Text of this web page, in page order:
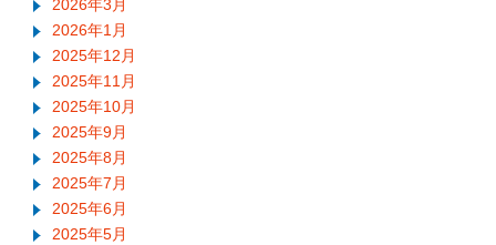
2026年3月
2026年1月
2025年12月
2025年11月
2025年10月
2025年9月
2025年8月
2025年7月
2025年6月
2025年5月